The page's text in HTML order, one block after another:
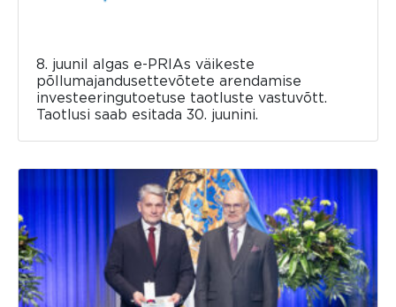
8. juunil algas e-PRIAs väikeste
põllumajandusettevõtete arendamise
investeeringutoetuse taotluste vastuvõtt.
Taotlusi saab esitada 30. juunini.